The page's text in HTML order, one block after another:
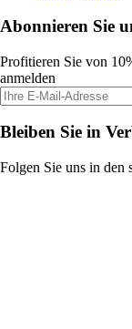
Abonnieren Sie
Profitieren Sie von
anmelden
Bleiben Sie in
Folgen Sie uns in den